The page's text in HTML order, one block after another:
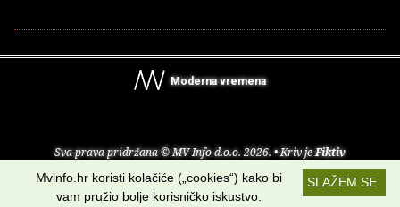
Moderna vremena
Sva prava pridržana © MV Info d.o.o. 2026. • Kriv jeFiktiv
O nama• Pomoć• Uvjeti korištenja•RSS kanaliSLAŽEM SE
Mvinfo.hr koristi kolačiće („cookies“) kako bi
vam pružio bolje korisničko iskustvo.